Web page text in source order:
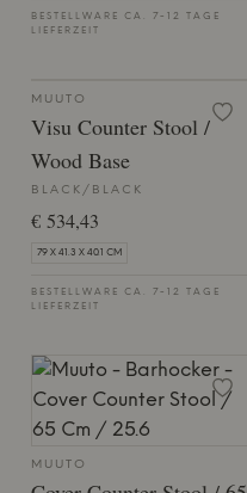
BESTELLWARE CA. 7-12 TAGE
LIEFERZEIT
MUUTO
Visu Counter Stool /
Wood Base
BLACK/BLACK
€ 534,43
79 X 41.3 X 40.1 CM
BESTELLWARE CA. 7-12 TAGE
LIEFERZEIT
MUUTO